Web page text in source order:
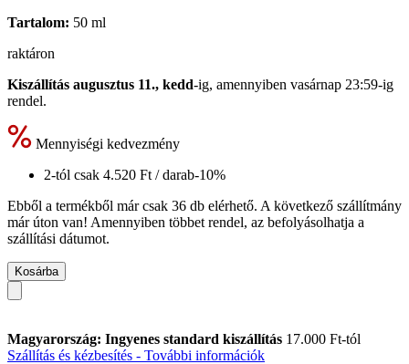
Tartalom: 50 ml
raktáron
Kiszállítás augusztus 11., kedd-ig, amennyiben vasárnap 23:59-ig
rendel.
Mennyiségi kedvezmény
2-tól csak 4.520 Ft / darab-10%
Ebből a termékből már csak 36 db elérhető. A következő szállítmány
már úton van! Amennyiben többet rendel, az befolyásolhatja a
szállítási dátumot.
Kosárba
Magyarország: Ingyenes standard kiszállítás 17.000 Ft-tól
Szállítás és kézbesítés - További információk